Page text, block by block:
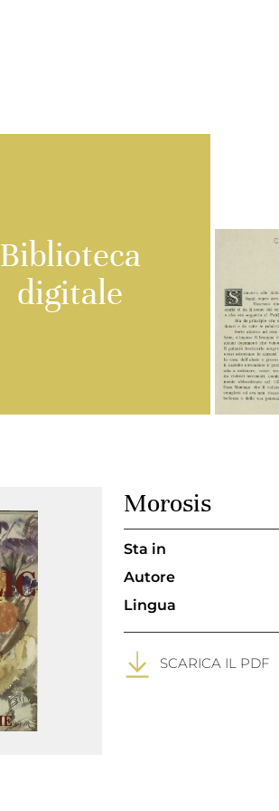
Biblioteca
digitale
Morosis
Sta in
Autore
Lingua
SCARICA IL PDF